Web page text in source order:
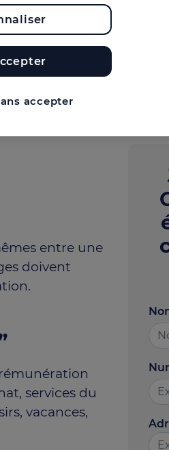
moins de
entre une
doivent
services du
vacances,
accepter